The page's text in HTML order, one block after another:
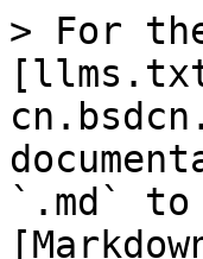
> For
`.md` to